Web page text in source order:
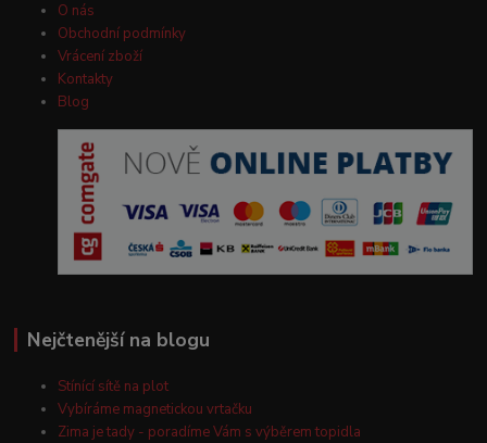
O nás
Obchodní podmínky
Vrácení zboží
Kontakty
Blog
Nejčtenější na blogu
Stínící sítě na plot
Vybíráme magnetickou vrtačku
Zima je tady - poradíme Vám s výběrem topidla